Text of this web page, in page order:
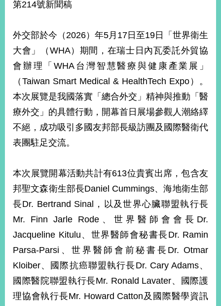
交
濟
日
不
落
國
台
海
平
護
照
頁
網
站
導
覽
關
於
部
新
中
心
第214號新聞稿
外交部於今（2026）年5月17日至19日「世界衛生
大會」（WHA）期間，在瑞士日內瓦委託外貿協
會辦理「WHA台灣智慧醫療與健康產業展」
（Taiwan Smart Medical & HealthTech Expo）。
本次展覽是我國落實「總合外交」精神與推動「醫
療外交」的具體行動，開幕首日展場參觀人潮絡繹
不絕，成功吸引多國友邦部長級訪團及國際醫衛代
表團駐足交流。
本次展覽開幕活動共計有613位貴賓出席，包含友
邦聖文森衛生部長Daniel Cummings、海地衛生部
長Dr. Bertrand Sinal，以及世界心臟聯盟執行長
Mr. Finn Jarle Rode、世界醫師會會長Dr.
Jacqueline Kitulu、世界醫師會秘書長Dr. Ramin
Parsa-Parsi、世界醫師會前秘書長Dr. Otmar
Kloiber、國際抗癌聯盟執行長Dr. Cary Adams、
國際醫院聯盟執行長Mr. Ronald Lavater、國際護
理協會執行長Mr. Howard Catton及國際醫學資訊